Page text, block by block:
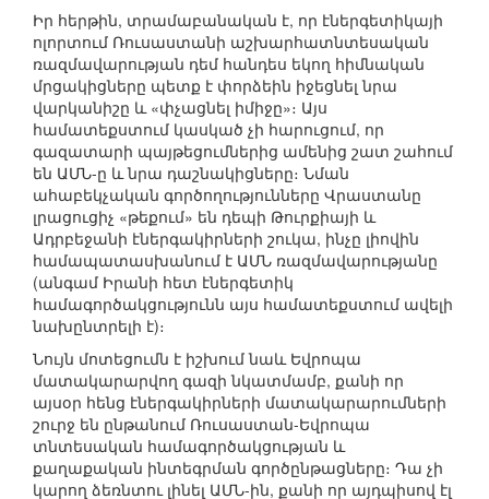
Իր հերթին, տրամաբանական է, որ էներգետիկայի
ոլորտում Ռուսաստանի աշխարհատնտեսական
ռազմավարության դեմ հանդես եկող հիմնական
մրցակիցները պետք է փորձեին իջեցնել նրա
վարկանիշը և «փչացնել իմիջը»։ Այս
համատեքստում կասկած չի հարուցում, որ
գազատարի պայթեցումներից ամենից շատ շահում
են ԱՄՆ-ը և նրա դաշնակիցները։ Նման
ահաբեկչական գործողությունները Վրաստանը
լրացուցիչ «թեքում» են դեպի Թուրքիայի և
Ադրբեջանի էներգակիրների շուկա, ինչը լիովին
համապատասխանում է ԱՄՆ ռազմավարությանը
(անգամ Իրանի հետ էներգետիկ
համագործակցությունն այս համատեքստում ավելի
նախընտրելի է)։
Նույն մոտեցումն է իշխում նաև Եվրոպա
մատակարարվող գազի նկատմամբ, քանի որ
այսօր հենց էներգակիրների մատակարարումների
շուրջ են ընթանում Ռուսաստան-Եվրոպա
տնտեսական համագործակցության և
քաղաքական ինտեգրման գործընթացները։ Դա չի
կարող ձեռնտու լինել ԱՄՆ-ին, քանի որ այդպիսով էլ